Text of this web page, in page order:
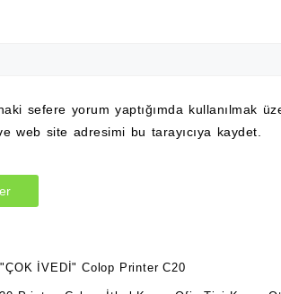
sefere yorum yaptığımda kullanılmak
web site adresimi bu tarayıcıya kaydet.
"ÇOK İVEDİ" Colop Printer C20